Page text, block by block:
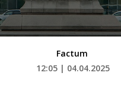
Factum
12:05 | 04.04.2025